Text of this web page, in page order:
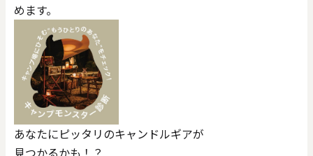
価格で探す
0
クリア
めます。
あなたにピッタリのキャンドルギアが
見つかるかも！？